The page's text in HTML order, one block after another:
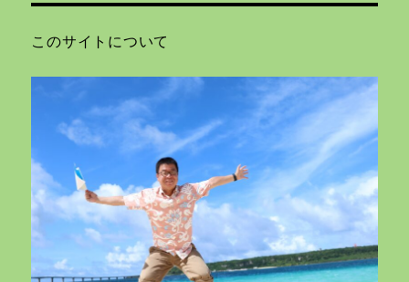
このサイトについて